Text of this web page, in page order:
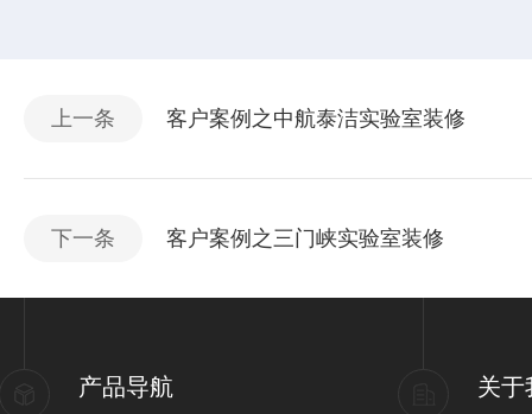
上一条 客户案例之中航泰洁实验室装修
下一条 客户案例之三门峡实验室装修
产品导航 关于